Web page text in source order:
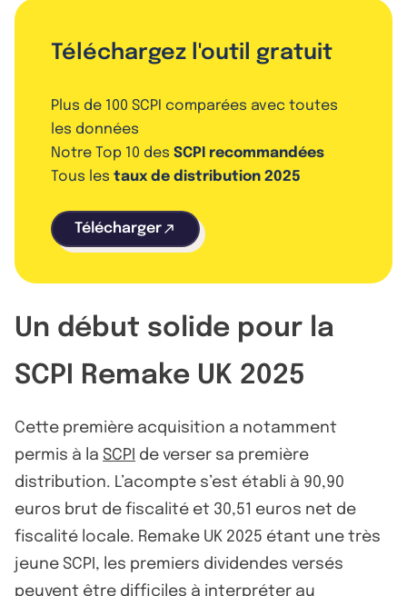
Téléchargez l'outil gratuit
Plus de 100 SCPI comparées avec toutes
les données
Notre Top 10 des SCPI recommandées
Tous les taux de distribution 2025
Télécharger
Un début solide pour la
SCPI Remake UK 2025
Cette première acquisition a notamment
permis à la SCPI de verser sa première
distribution. L’acompte s’est établi à 90,90
euros brut de fiscalité et 30,51 euros net de
fiscalité locale. Remake UK 2025 étant une très
jeune SCPI, les premiers dividendes versés
peuvent être difficiles à interpréter au